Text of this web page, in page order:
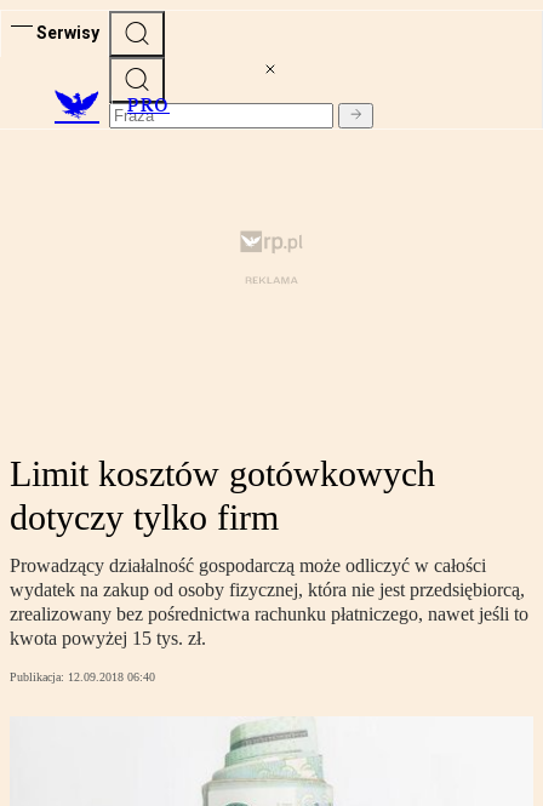
Serwisy
PRO
Limit kosztów gotówkowych
dotyczy tylko firm
Prowadzący działalność gospodarczą może odliczyć w całości
wydatek na zakup od osoby fizycznej, która nie jest przedsiębiorcą,
zrealizowany bez pośrednictwa rachunku płatniczego, nawet jeśli to
kwota powyżej 15 tys. zł.
Publikacja: 12.09.2018 06:40